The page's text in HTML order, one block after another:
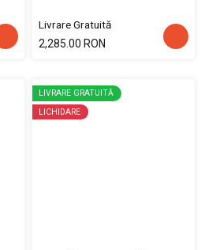
Livrare Gratuită
2,285.00 RON
LIVRARE GRATUITĂ
LICHIDARE